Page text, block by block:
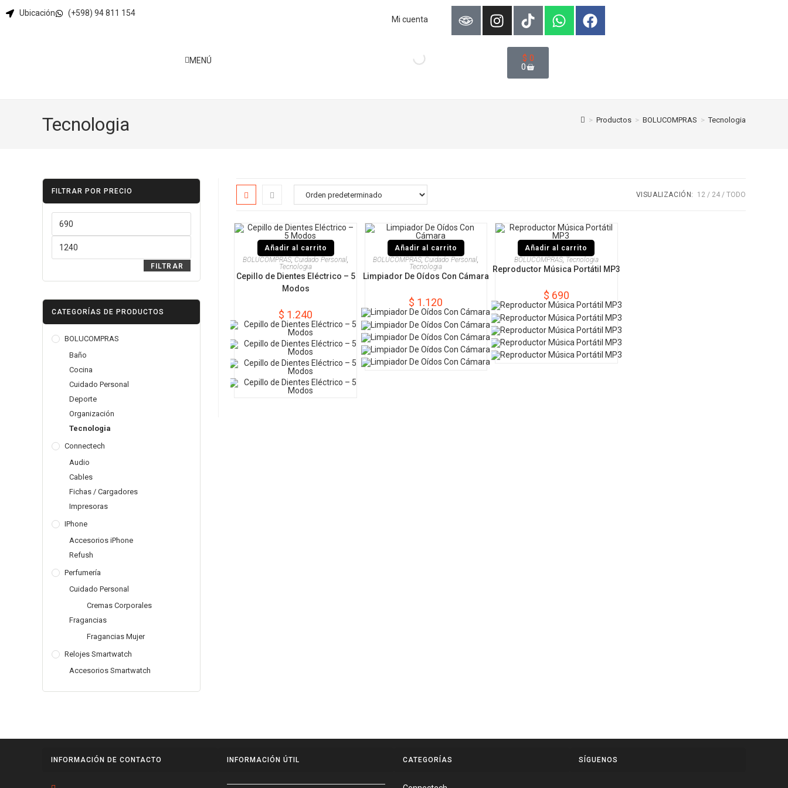
Ubicación (+598) 94 811 154‬
Mi cuenta
MENÚ $ 0
0
Tecnologia > Productos > BOLUCOMPRAS > Tecnologia
VISUALIZACIÓN: 12 24 TODO
Añadir al carrito
BOLUCOMPRAS, Cuidado Personal,
Tecnologia
Cepillo de Dientes Eléctrico – 5
Modos
$ 1.240
Añadir al carrito
BOLUCOMPRAS, Cuidado Personal,
Tecnologia
Limpiador De Oídos Con Cámara
$ 1.120
Añadir al carrito
BOLUCOMPRAS, Tecnologia
Reproductor Música Portátil MP3
$ 690
FILTRAR POR PRECIO
FILTRAR
CATEGORÍAS DE PRODUCTOS
BOLUCOMPRAS
Baño
Cocina
Cuidado Personal
Deporte
Organización
Tecnologia
Connectech
Audio
Cables
Fichas / Cargadores
Impresoras
IPhone
Accesorios iPhone
Refush
Perfumería
Cuidado Personal
Cremas Corporales
Fragancias
Fragancias Mujer
Relojes Smartwatch
Accesorios Smartwatch
INFORMACIÓN DE CONTACTO INFORMACIÓN ÚTIL CATEGORÍAS SÍGUENOS